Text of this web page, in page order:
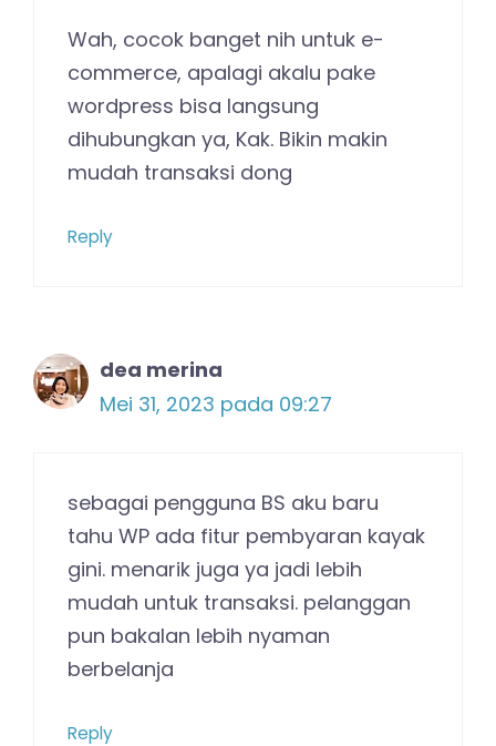
Wah, cocok banget nih untuk e-
commerce, apalagi akalu pake
wordpress bisa langsung
dihubungkan ya, Kak. Bikin makin
mudah transaksi dong
Reply
dea merina
Mei 31, 2023 pada 09:27
sebagai pengguna BS aku baru
tahu WP ada fitur pembyaran kayak
gini. menarik juga ya jadi lebih
mudah untuk transaksi. pelanggan
pun bakalan lebih nyaman
berbelanja
Reply